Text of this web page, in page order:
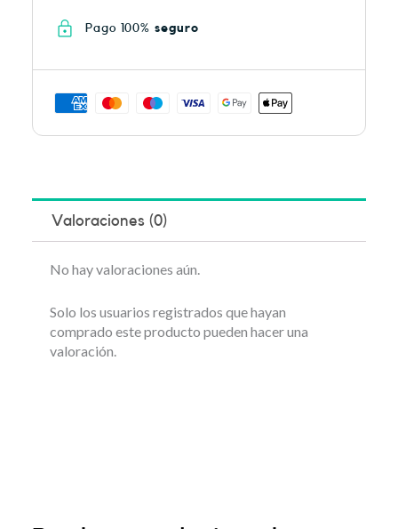
Pago 100% seguro
Valoraciones (0)
No hay valoraciones aún.
Solo los usuarios registrados que hayan
comprado este producto pueden hacer una
valoración.